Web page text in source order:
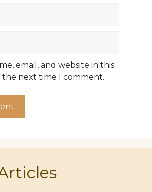
email, and website in this
the next time I comment.